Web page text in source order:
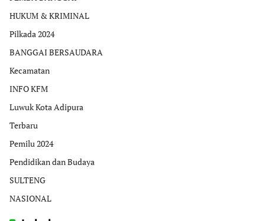
HUKUM & KRIMINAL
Pilkada 2024
BANGGAI BERSAUDARA
Kecamatan
INFO KFM
Luwuk Kota Adipura
Terbaru
Pemilu 2024
Pendidikan dan Budaya
SULTENG
NASIONAL